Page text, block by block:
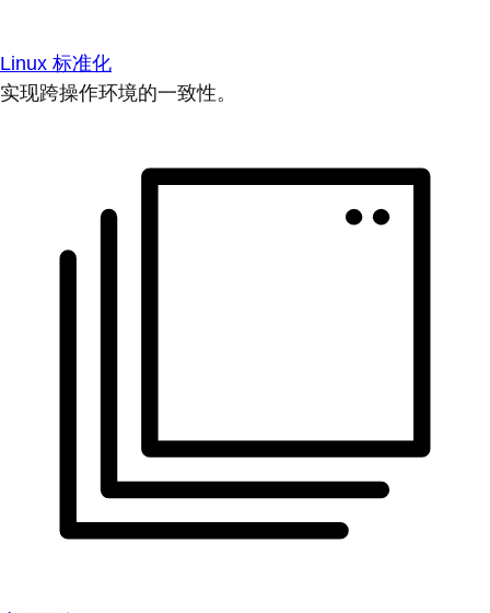
Linux 标准化
实现跨操作环境的一致性。